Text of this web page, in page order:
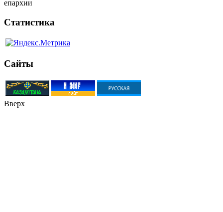
епархии
Статистика
Сайты
Вверх